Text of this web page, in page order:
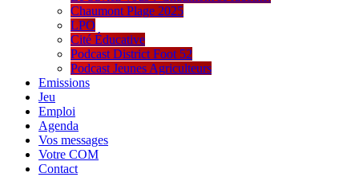
Chaumont Plage 2025
LPO
Cité Éducative
Podcast District Foot 52
Podcast Jeunes Agriculteurs
Emissions
Jeu
Emploi
Agenda
Vos messages
Votre COM
Contact